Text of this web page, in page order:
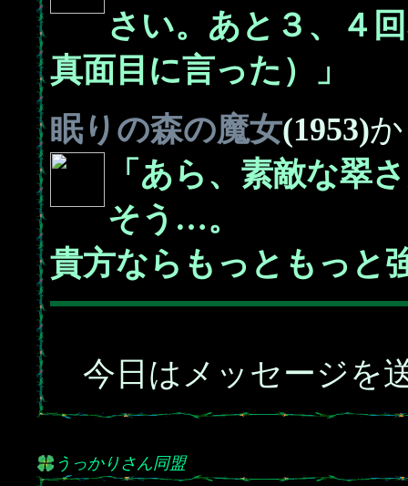
さい。あと３、４
真面目に言った）」
眠りの森の魔女(1953)
「あら、素敵な翠
そう…。
貴方ならもっともっと
今日はメッセージを
うっかりさん同盟